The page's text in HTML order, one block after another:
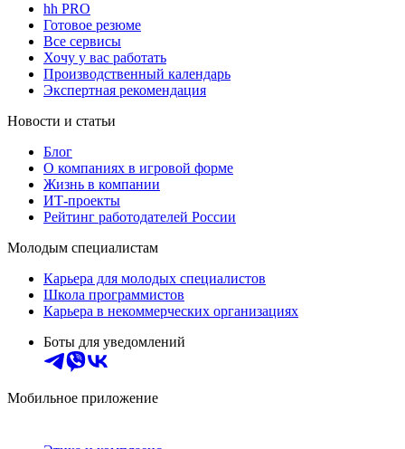
hh PRO
Готовое резюме
Все сервисы
Хочу у вас работать
Производственный календарь
Экспертная рекомендация
Новости и статьи
Блог
О компаниях в игровой форме
Жизнь в компании
ИТ-проекты
Рейтинг работодателей России
Молодым специалистам
Карьера для молодых специалистов
Школа программистов
Карьера в некоммерческих организациях
Боты для уведомлений
Мобильное приложение